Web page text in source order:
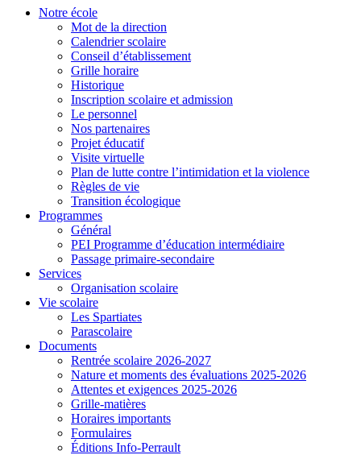
Notre école
Mot de la direction
Calendrier scolaire
Conseil d’établissement
Grille horaire
Historique
Inscription scolaire et admission
Le personnel
Nos partenaires
Projet éducatif
Visite virtuelle
Plan de lutte contre l’intimidation et la violence
Règles de vie
Transition écologique
Programmes
Général
PEI Programme d’éducation intermédiaire
Passage primaire-secondaire
Services
Organisation scolaire
Vie scolaire
Les Spartiates
Parascolaire
Documents
Rentrée scolaire 2026-2027
Nature et moments des évaluations 2025-2026
Attentes et exigences 2025-2026
Grille-matières
Horaires importants
Formulaires
Éditions Info-Perrault